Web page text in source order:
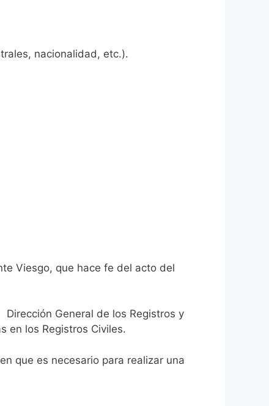
nacionalidad, etc.).
Viesgo, que hace fe del acto del
General de los Registros y
en los Registros Civiles.
que es necesario para realizar una